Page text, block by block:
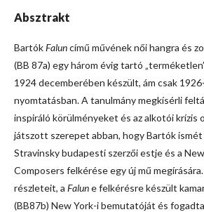
Absztrakt
BartókFaluncímű művének női hangra és
(BB 87a) egy három évig tartó
1924 decemberében készült, ám csak
nyomtatásban. A tanulmány megkísérli
inspiráló körülményeket és az alkotói
játszott szerepet abban, hogy Bartók
Stravinsky budapesti szerzői estje és a
Composers felkérése egy új mű
részleteit, a Falune felkérésre készült
(BB87b) New York-i bemutatóját és